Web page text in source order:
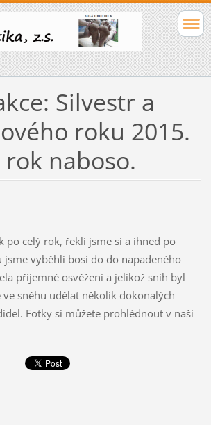
Silvestr a
roku 2015.
rok naboso.
po celý rok, řekli jsme si a ihned po
vyběhli bosí do do napadeného
příjemné osvěžení a jelikož sníh byl
sněhu udělat několik dokonalých
Fotky si můžete prohlédnout v naší